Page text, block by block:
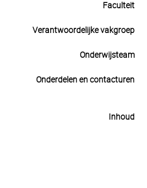
Faculteit
Verantwoordelijke vakgroep
Onderwijsteam
Onderdelen en contacturen
Inhoud